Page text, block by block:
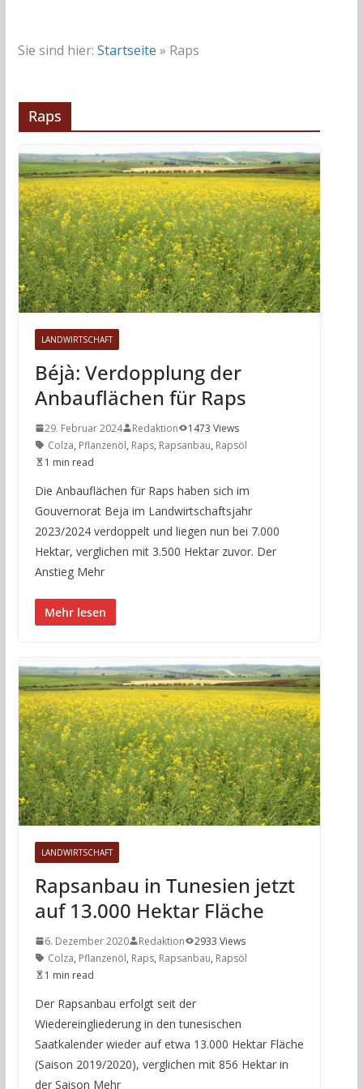
Sie sind hier: Startseite » Raps
Raps
LANDWIRTSCHAFT
Béjà: Verdopplung der
Anbauflächen für Raps
29. Februar 2024 Redaktion
1473 Views
Colza, Pflanzenöl, Raps, Rapsanbau, Rapsöl
1 min read
Die Anbauflächen für Raps haben sich im
Gouvernorat Beja im Landwirtschaftsjahr
2023/2024 verdoppelt und liegen nun bei 7.000
Hektar, verglichen mit 3.500 Hektar zuvor. Der
Anstieg Mehr
Mehr lesen
LANDWIRTSCHAFT
Rapsanbau in Tunesien jetzt
auf 13.000 Hektar Fläche
6. Dezember 2020 Redaktion
2933 Views
Colza, Pflanzenöl, Raps, Rapsanbau, Rapsöl
1 min read
Der Rapsanbau erfolgt seit der
Wiedereingliederung in den tunesischen
Saatkalender wieder auf etwa 13.000 Hektar Fläche
(Saison 2019/2020), verglichen mit 856 Hektar in
der Saison Mehr